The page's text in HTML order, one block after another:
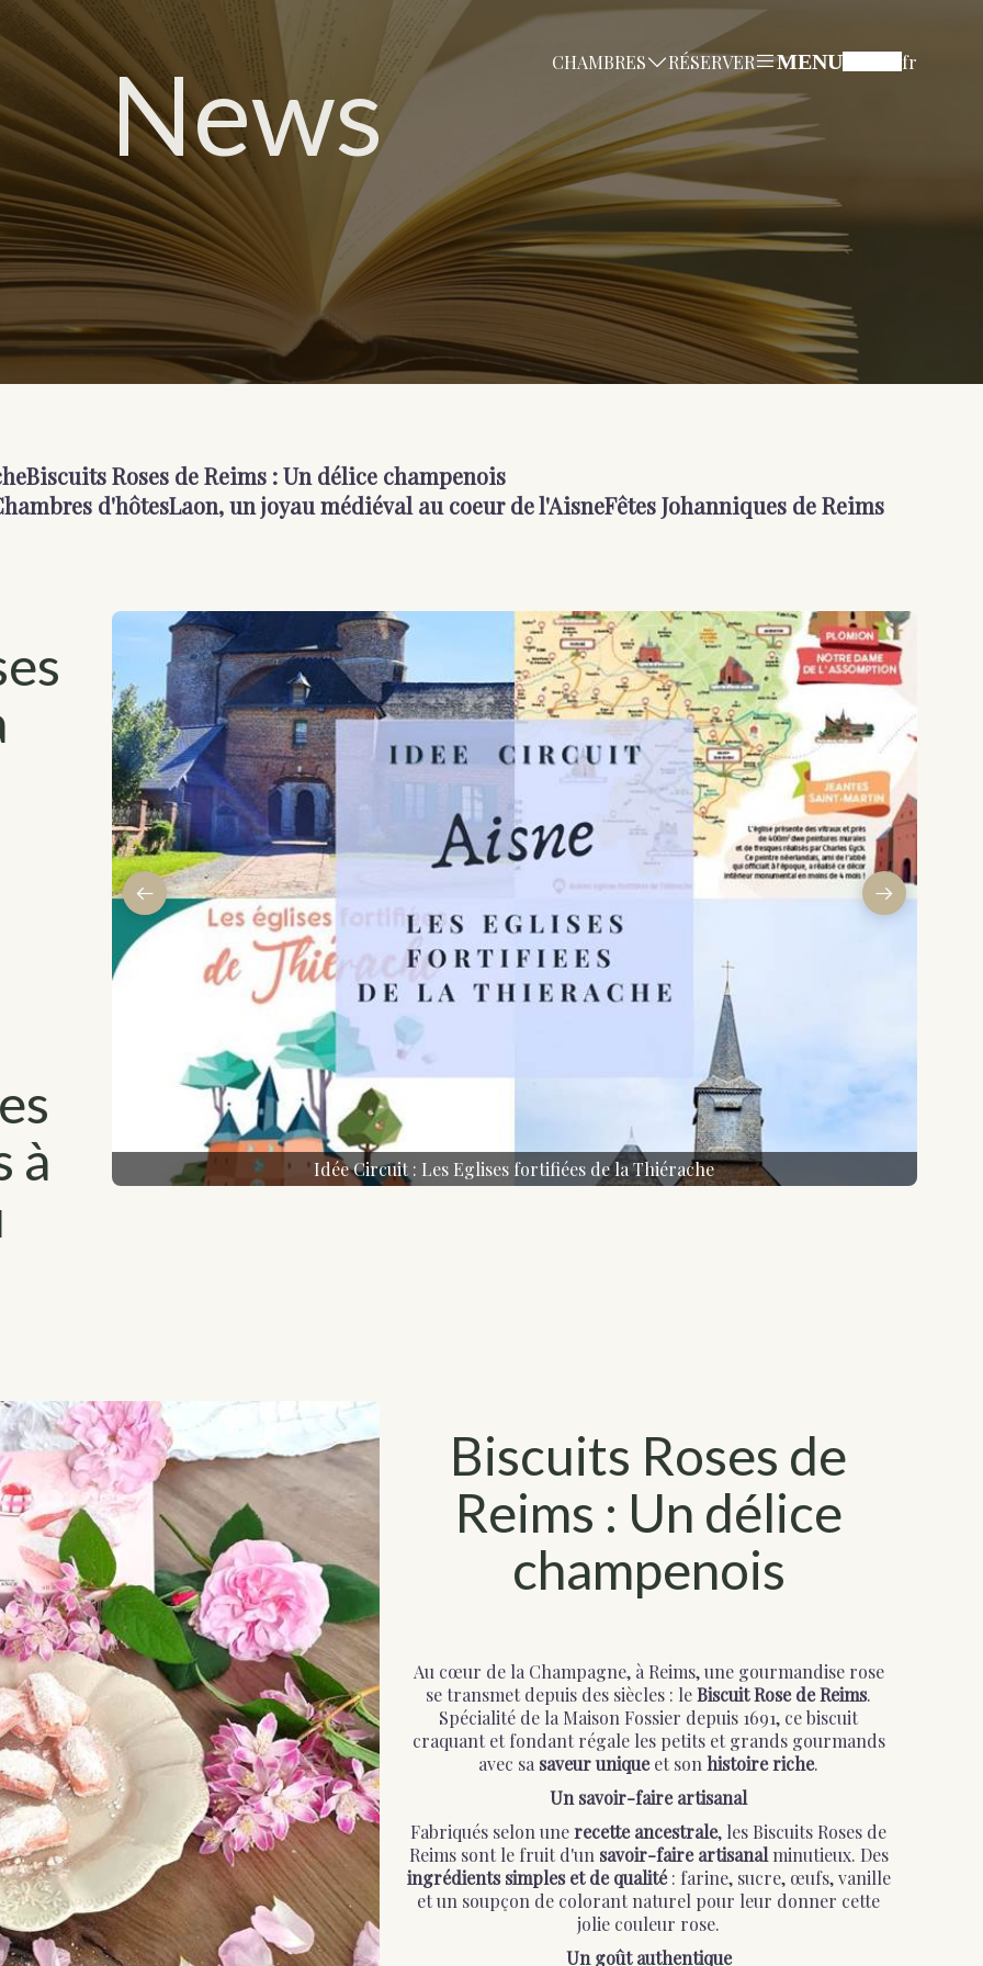
CHAMBRES RÉSERVER MENU fr
News
Biscuits Roses de Reims : Un délice champenois
d'hôtesLaon, un joyau médiéval au coeur de l'AisneFêtes Johanniques de Reims
à
de
le savez
des
vous
l'Aisne
: la
de
total
et
région
Idée Circuit : Les Eglises fortifiées de la Thiérache
Biscuits Roses de
Reims : Un délice
champenois
Au cœur de la Champagne, à Reims, une gourmandise rose
se transmet depuis des siècles : leBiscuit Rose de Reims.
Spécialité de la Maison Fossier depuis 1691, ce biscuit
craquant et fondant régale les petits et grands gourmands
avec sa saveur uniqueet sonhistoire riche.
Un savoir-faire artisanal
Fabriqués selon unerecette ancestrale, les Biscuits Roses de
Reims sont le fruit d'un savoir-faire artisanal minutieux. Des
ingrédients simples et de qualité: farine, sucre, œufs, vanille
et un soupçon de colorant naturel pour leur donner cette
jolie couleur rose.
Un goût authentique